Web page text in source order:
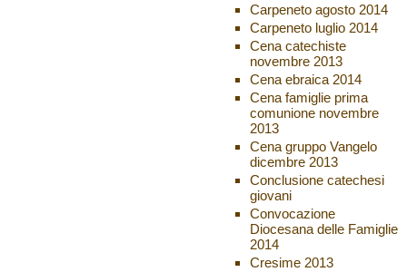
Carpeneto agosto 2014
Carpeneto luglio 2014
Cena catechiste
novembre 2013
Cena ebraica 2014
Cena famiglie prima
comunione novembre
2013
Cena gruppo Vangelo
dicembre 2013
Conclusione catechesi
giovani
Convocazione
Diocesana delle Famiglie
2014
Cresime 2013